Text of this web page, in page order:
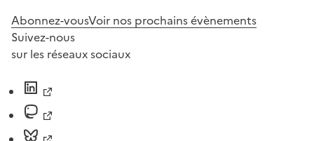
Abonnez-vousVoir nos prochains évènements
Suivez-nous
sur les réseaux sociaux